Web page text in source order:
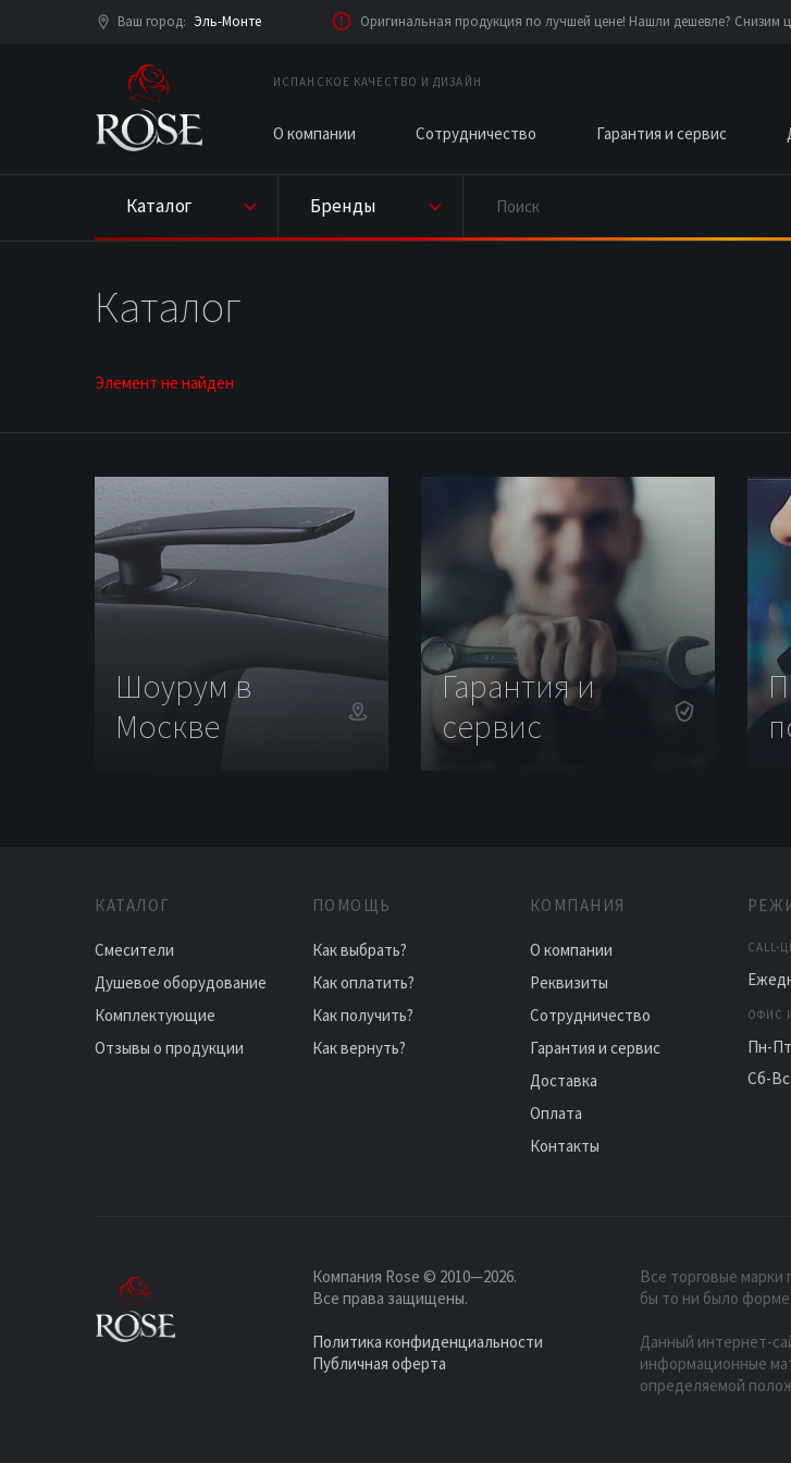
Ваш город: Эль-Монте Оригинальная продукция по лучшей цене! Нашли дешевле? Снизим
ИСПАНСКОЕ КАЧЕСТВО И ДИЗАЙН
О компании Сотрудничество Гарантия и сервис
Каталог Бренды
Каталог
Элемент не найден
Шоурум в
Москве
Гарантия и
сервис
КАТАЛОГ
Смесители
Душевое оборудование
Комплектующие
Отзывы о продукции
ПОМОЩЬ
Как выбрать?
Как оплатить?
Как получить?
Как вернуть?
КОМПАНИЯ
О компании
Реквизиты
Сотрудничество
Гарантия и сервис
Доставка
Оплата
Контакты
CALL-
ОФИС
Пн-
Сб-
Компания Rose © 2010—2026.
Все права защищены.
Политика конфиденциальности
Публичная оферта
Все торговые
бы то ни было
Данный интернет-
информационные
определяемой